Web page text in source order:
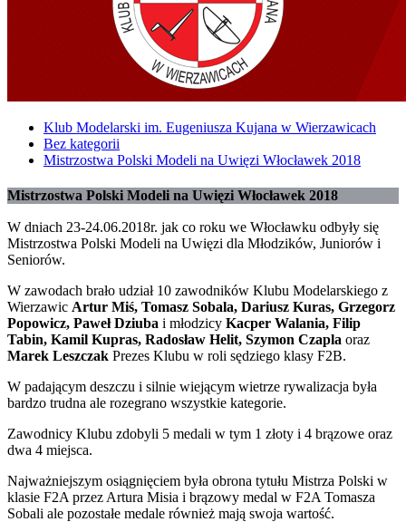
Klub Modelarski im. Eugeniusza Kujana w Wierzawicach
Bez kategorii
Mistrzostwa Polski Modeli na Uwięzi Włocławek 2018
Mistrzostwa Polski Modeli na Uwięzi Włocławek 2018
W dniach 23-24.06.2018r. jak co roku we Włocławku odbyły się
Mistrzostwa Polski Modeli na Uwięzi dla Młodzików, Juniorów i
Seniorów.
W zawodach brało udział 10 zawodników Klubu Modelarskiego z
Wierzawic Artur Miś, Tomasz Sobala, Dariusz Kuras, Grzegorz
Popowicz, Paweł Dziuba i młodzicy Kacper Walania, Filip
Tabin, Kamil Kupras, Radosław Helit, Szymon Czapla oraz
Marek Leszczak Prezes Klubu w roli sędziego klasy F2B.
W padającym deszczu i silnie wiejącym wietrze rywalizacja była
bardzo trudna ale rozegrano wszystkie kategorie.
Zawodnicy Klubu zdobyli 5 medali w tym 1 złoty i 4 brązowe oraz
dwa 4 miejsca.
Najważniejszym osiągnięciem była obrona tytułu Mistrza Polski w
klasie F2A przez Artura Misia i brązowy medal w F2A Tomasza
Sobali ale pozostałe medale również mają swoja wartość.